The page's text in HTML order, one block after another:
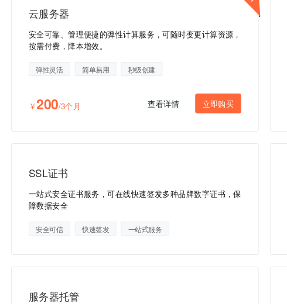
云服务器
安全可靠、管理便捷的弹性计算服务，可随时变更计算资源，
按需付费，降本增效。
弹性灵活 简单易用 秒级创建
￥200/3个月 查看详情 立即购买
SSL证书
一站式安全证书服务，可在线快速签发多种品牌数字证书，保
障数据安全
安全可信 快速签发 一站式服务
服务器托管